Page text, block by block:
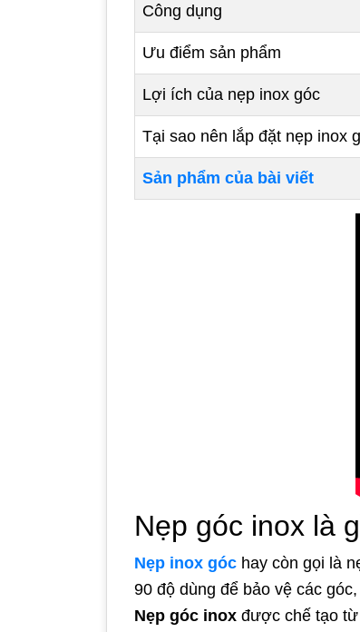
Công dụng
Ưu điểm sản phẩm
Lợi ích của nẹp inox góc
Tại sao nên lắp đặt nẹp inox
Sản phẩm của bài viết
Nẹp góc inox là
Nẹp inox góc hay còn gọi là
90 độ dùng để bảo vệ các
Nẹp góc inox được chế tạo từ